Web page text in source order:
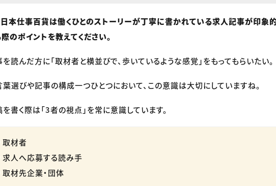
本仕事百貨は働くひとのストーリーが丁寧に書かれている求人記事が印象
のポイントを教えてください。
読んだ方に「取材者と横並びで、歩いているような感覚」をもってもらいたい。
選びや記事の構成一つひとつにおいて、この意識は大切にしていますね。
を書く際は「3者の視点」を常に意識しています。
取材者
求人へ応募する読み手
取材先企業・団体